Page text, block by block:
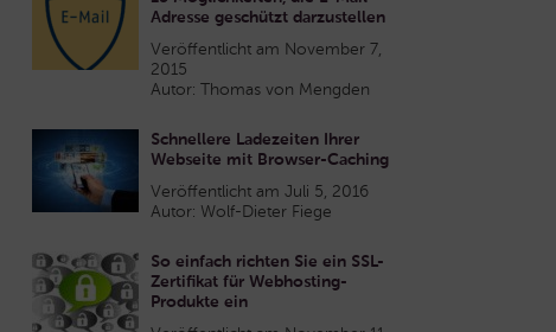
Adresse geschützt darzustellen
Veröffentlicht am November 7,
2015
Autor: Thomas von Mengden
Schnellere Ladezeiten Ihrer
Webseite mit Browser-Caching
Veröffentlicht am Juli 5, 2016
Autor: Wolf-Dieter Fiege
So einfach richten Sie ein SSL-
Zertifikat für Webhosting-
Produkte ein